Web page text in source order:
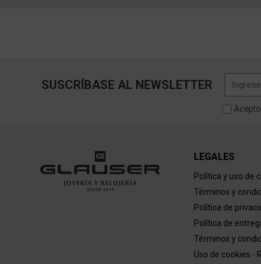
SUSCRÍBASE AL NEWSLETTER
LEGALES
Política y uso de
Términos y
Política de
Política de
Términos y
Uso de cookies -